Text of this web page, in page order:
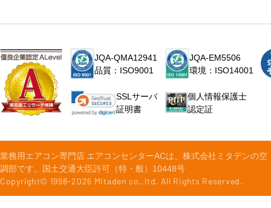
JQA-QMA12941
品質：ISO9001
JQA-EM5506
環境：ISO14001
SSLサーバ
証明書
個人情報保護士
認定証
業務用エアコン専門店 エアコンセンターACは、株式会社ミタデンの空
調部です。国土交通大臣許可（特・般）10448号
Copyright© 1998-2026 Mitaden co.,ltd. All Rights Reserved.